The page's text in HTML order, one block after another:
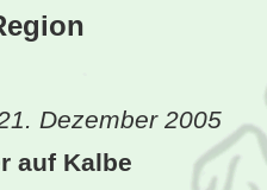
Dezember 2005
auf Kalbe